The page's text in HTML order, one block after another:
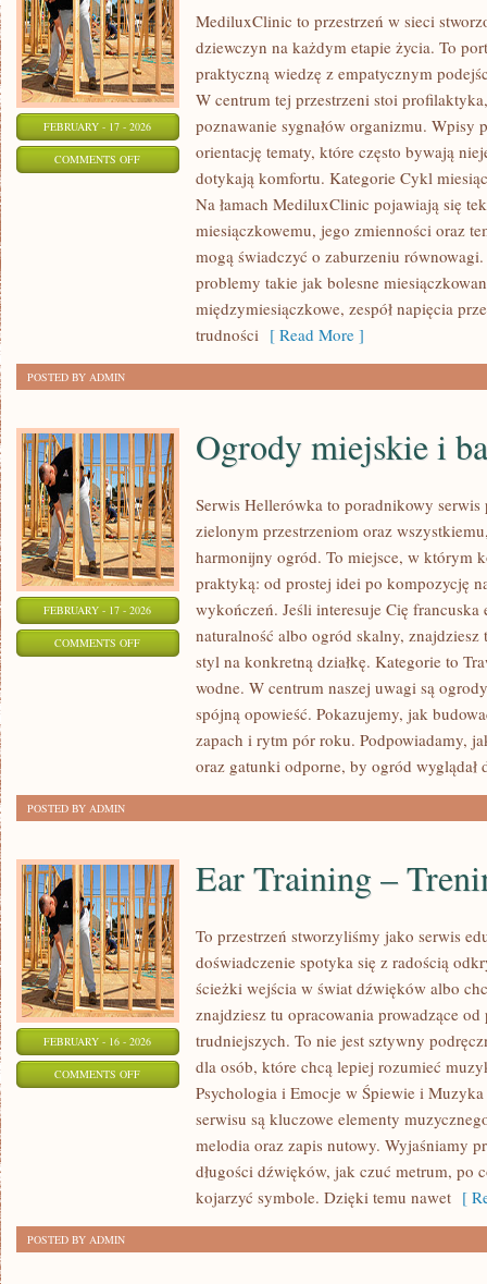
FEBRUARY - 17 - 2026
COMMENTS OFFON
MediluxClinic to przestrzeń w sieci
dziewczyn na każdym etapie życia. To
praktyczną wiedzę z empatycznym
W centrum tej przestrzeni stoi
poznawanie sygnałów organizmu. Wpisy
orientację tematy, które często bywają
dotykają komfortu. Kategorie Cykl
Na łamach MediluxClinic pojawiają się
miesiączkowemu, jego zmienności oraz
mogą świadczyć o zaburzeniu równowagi.
problemy takie jak bolesne
międzymiesiączkowe, zespół napięcia
trudności [ Read More ]
POSTED BY ADMIN
FEBRUARY - 17 - 2026
COMMENTS OFFON
Ogrody miejskie i
Serwis Hellerówka to poradnikowy
zielonym przestrzeniom oraz
harmonijny ogród. To miejsce, w którym
praktyką: od prostej idei po kompozycję
wykończeń. Jeśli interesuje Cię francuska
naturalność albo ogród skalny, znajdziesz
styl na konkretną działkę. Kategorie to
wodne. W centrum naszej uwagi są
spójną opowieść. Pokazujemy, jak
zapach i rytm pór roku. Podpowiadamy,
oraz gatunki odporne, by ogród wyglądał
POSTED BY ADMIN
FEBRUARY - 16 - 2026
COMMENTS OFFON
Ear Training –
To przestrzeń stworzyliśmy jako serwis
doświadczenie spotyka się z radością
ścieżki wejścia w świat dźwięków albo
znajdziesz tu opracowania prowadzące
trudniejszych. To nie jest sztywny
dla osób, które chcą lepiej rozumieć
Psychologia i Emocje w Śpiewie i
serwisu są kluczowe elementy
melodia oraz zapis nutowy. Wyjaśniamy
długości dźwięków, jak czuć metrum, po
kojarzyć symbole. Dzięki temu nawet [
POSTED BY ADMIN